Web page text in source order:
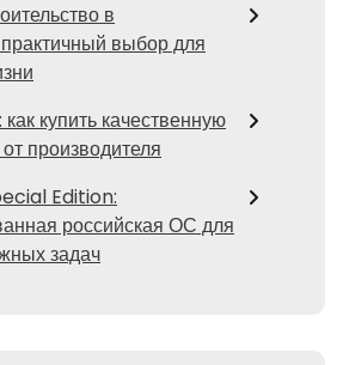
в
выбор для
купить качественную
производителя
Edition:
российская ОС для
задач